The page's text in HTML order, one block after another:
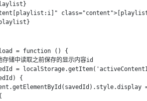
= function () {
中读取之前保存的显示内容id
=
{